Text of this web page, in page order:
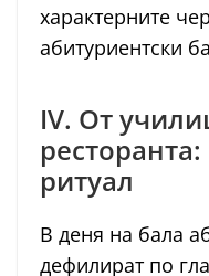
характерните
абитуриентски
IV. От
ритуал
В деня на бала
дефилират по